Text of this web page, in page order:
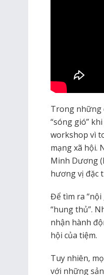
Trong những
“sóng gió”
workshop vì
mạng xã hội.
Minh Dương
hương vị đặc
Để tìm ra “nội
“hung thủ”.
nhận hành
hội của tiệm.
Tuy nhiên,
với những